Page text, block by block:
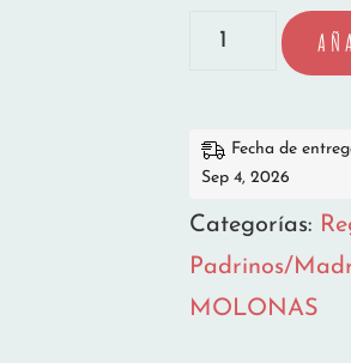
TAZA
MADRINA
cantidad
Fecha de
Sep 4, 2026
Categorías:
Padrinos/
MOLONAS